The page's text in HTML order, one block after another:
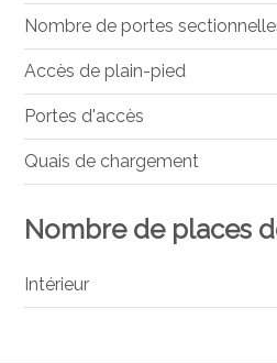
Nombre de portes
Accès de plain-pied
Portes d'accès
Quais de chargement
Nombre de places
Intérieur